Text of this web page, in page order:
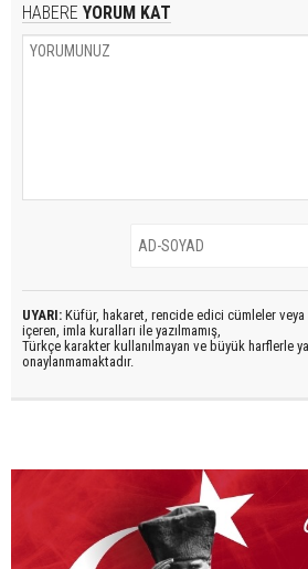
HABERE YORUM KAT
UYARI: Küfür, hakaret, rencide edici cümleler veya
içeren, imla kuralları ile yazılmamış,
Türkçe karakter kullanılmayan ve büyük harflerle
onaylanmamaktadır.